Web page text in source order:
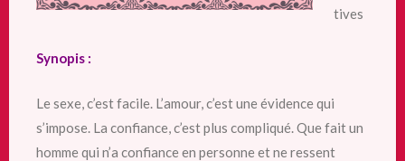
tives
Synopis :
Le sexe, c’est facile. L’amour, c’est une évidence qui
s’impose. La confiance, c’est plus compliqué. Que fait un
homme qui n’a confiance en personne et ne ressent